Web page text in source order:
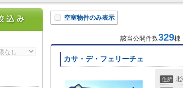
空室物件のみ表示
該当公開件数329棟
カサ・デ・フェリーチェ
住所 北